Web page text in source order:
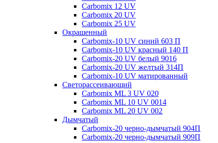
Carbomix 12 UV
Carbomix 20 UV
Carbomix 25 UV
Окрашенный
Carbomix-10 UV синий 603 П
Carbomix-10 UV красный 140 П
Carbomix-20 UV белый 9016
Carbomix-20 UV желтый 314П
Carbomix-10 UV матированный
Светорассеивающий
Carbomix ML 3 UV 020
Carbomix ML 10 UV 0014
Carbomix ML 20 UV 002
Дымчатый
Carbomix-20 черно-дымчатый 904П
Carbomix-20 черно-дымчатый 909П